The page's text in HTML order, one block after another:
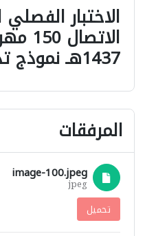
الاختبار
1437هـ نموذج تدريبي
المرفقات
image-100.jpeg
jpeg
تحميل